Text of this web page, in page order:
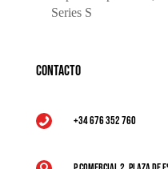
Series S
Contacto
 +34 676 352 760